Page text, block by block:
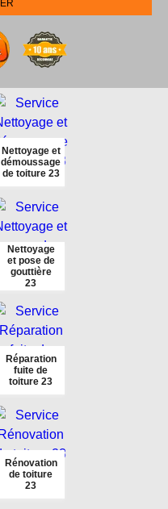
Nettoyage et
démoussage
de toiture 23
Nettoyage
et pose de
gouttière
23
Réparation
fuite de
toiture 23
Rénovation
de toiture
23